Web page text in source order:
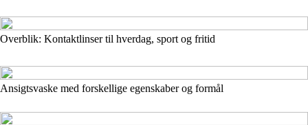
Overblik: Kontaktlinser til hverdag, sport og fritid
Ansigtsvaske med forskellige egenskaber og formål